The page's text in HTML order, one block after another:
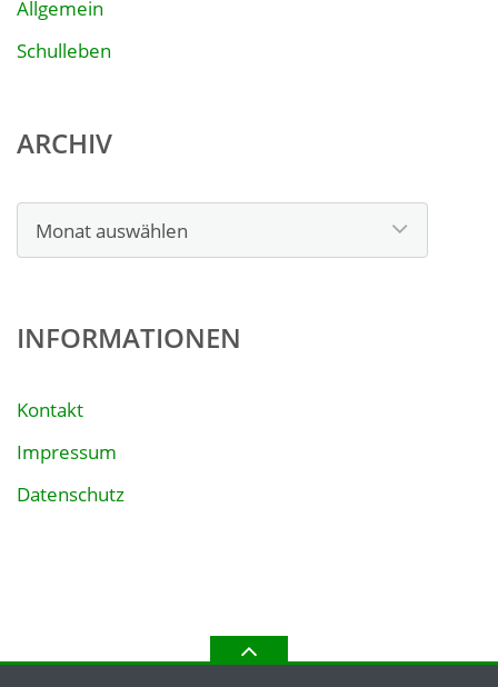
Allgemein
Schulleben
ARCHIV
INFORMATIONEN
Kontakt
Impressum
Datenschutz